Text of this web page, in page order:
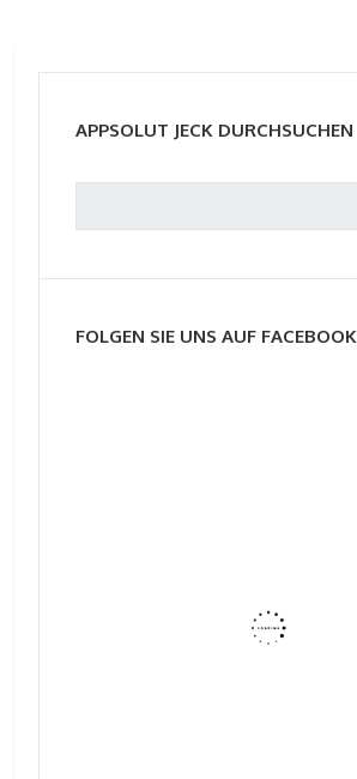
APPSOLUT JECK DURCHSUCHEN
FOLGEN SIE UNS AUF FACEBOOK